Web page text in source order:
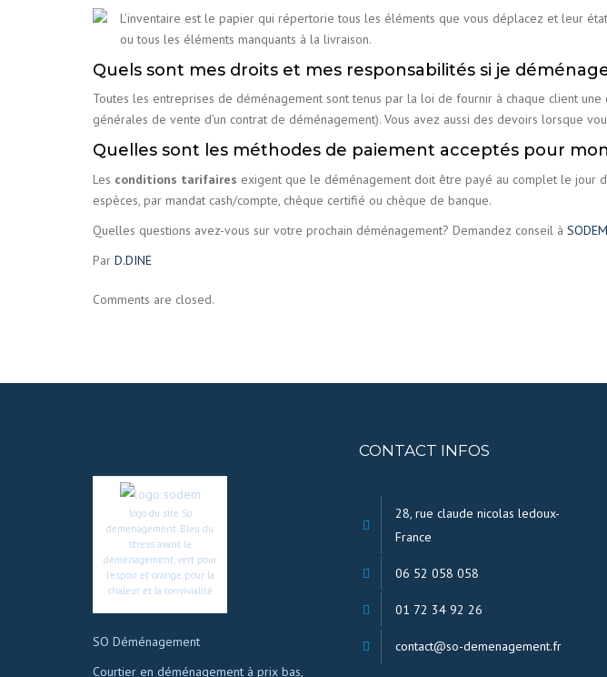
L’inventaire est le papier qui répertorie tous les éléments que vous déplacez et leur
ou tous les éléments manquants à la livraison.
Quels sont mes droits et mes responsabilités si je
Toutes les entreprises de déménagement sont tenus par la loi de fournir à chaque client
générales de vente d’un contrat de déménagement). Vous avez aussi des devoirs lorsque
Quelles sont les méthodes de paiement acceptés pour
Les conditions tarifaires exigent que le déménagement doit être payé au complet le jour
espèces, par mandat cash/compte, chèque certifié ou chèque de banque.
Quelles questions avez-vous sur votre prochain déménagement? Demandez conseil à SODEM
Par D.DINE
Comments are closed.
logo du site So
demenagement. Bleu du
stress avant le
déménagement, vert pour
l’espoir et orange pour la
chaleur et la convivialité
SO Déménagement
Courtier en déménagement à prix bas,
CONTACT INFOS
28, rue claude nicolas ledoux-
France
06 52 058 058
01 72 34 92 26
contact@so-demenagement.fr